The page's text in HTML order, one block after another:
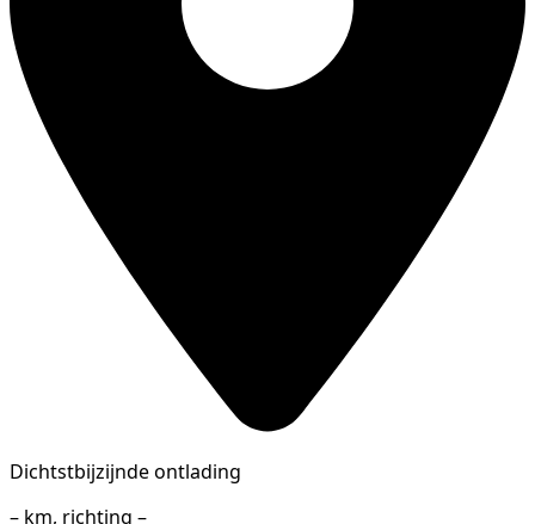
Dichtstbijzijnde ontlading
– km, richting –